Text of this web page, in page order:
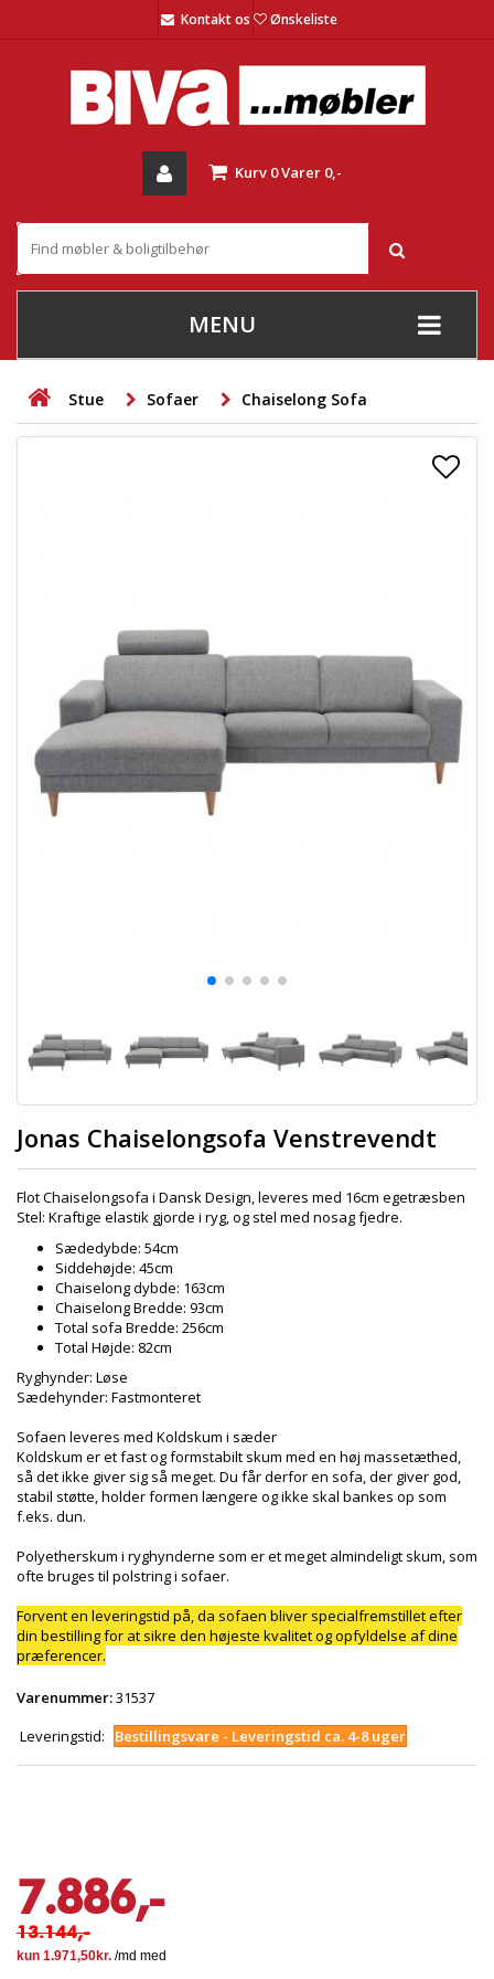
Kontakt os Ønskeliste
Kurv 0Varer 0,-
MENU
+
STUE
+
+
TÆPPER
+
LAMPER
+
HAVEMØBLER
ENTREMØBLER
Stue Sofaer Chaiselong Sofa
Jonas Chaiselongsofa Venstrevendt
Flot Chaiselongsofa i Dansk Design, leveres med 16cm egetræsben
Stel: Kraftige elastik gjorde i ryg, og stel med nosag fjedre.
Sædedybde: 54cm
Siddehøjde: 45cm
Chaiselong dybde: 163cm
Chaiselong Bredde: 93cm
Total sofa Bredde: 256cm
Total Højde: 82cm
Ryghynder: Løse
Sædehynder: Fastmonteret
Sofaen leveres med Koldskum i sæder
Koldskum er et fast og formstabilt skum med en høj massetæthed,
så det ikke giver sig så meget. Du får derfor en sofa, der giver god,
stabil støtte, holder formen længere og ikke skal bankes op som
f.eks. dun.
Polyetherskum i ryghynderne som er et meget almindeligt skum, som
ofte bruges til polstring i sofaer.
Forvent en leveringstid på, da sofaen bliver specialfremstillet efter
din bestilling for at sikre den højeste kvalitet og opfyldelse af dine
præferencer.
Varenummer:31537
Leveringstid:
Bestillingsvare - Leveringstid ca. 4-8 uger
7.886,-
13.144,-